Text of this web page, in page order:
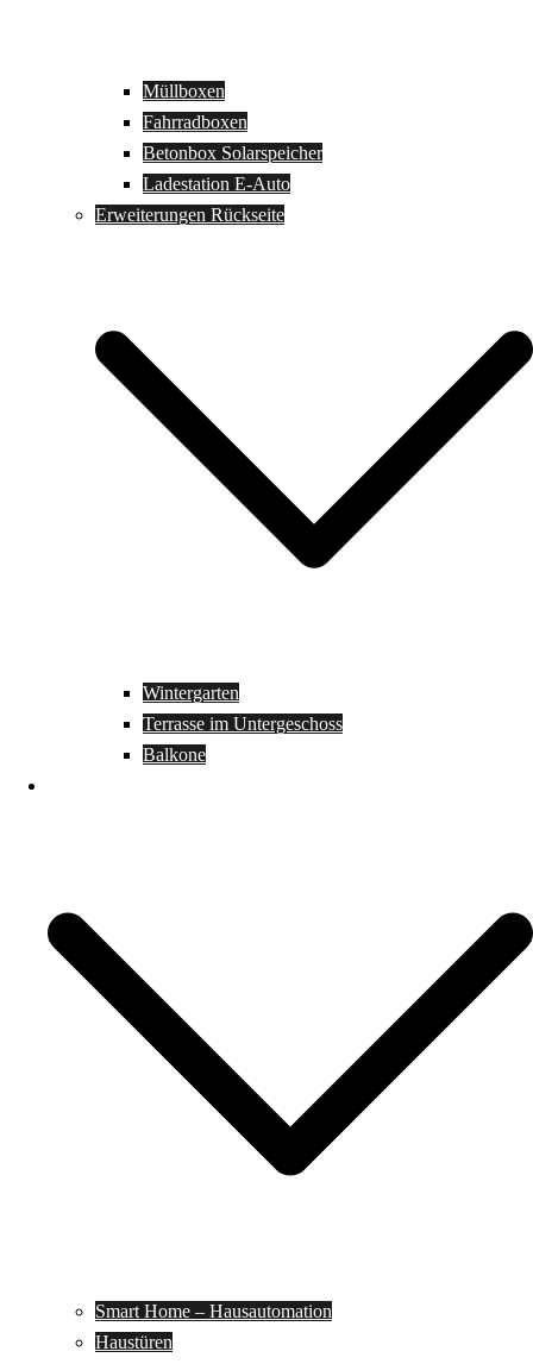
Müllboxen
Fahrradboxen
Betonbox Solarspeicher
Ladestation E-Auto
Erweiterungen Rückseite
Wintergarten
Terrasse im Untergeschoss
Balkone
Smart Home – Hausautomation
Haustüren